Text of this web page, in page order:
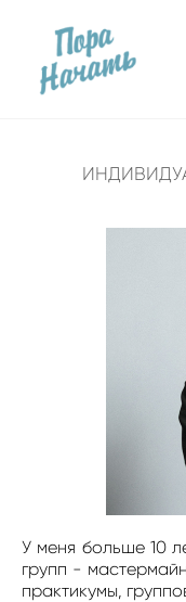
У меня больше 10
групп -
практикумы,